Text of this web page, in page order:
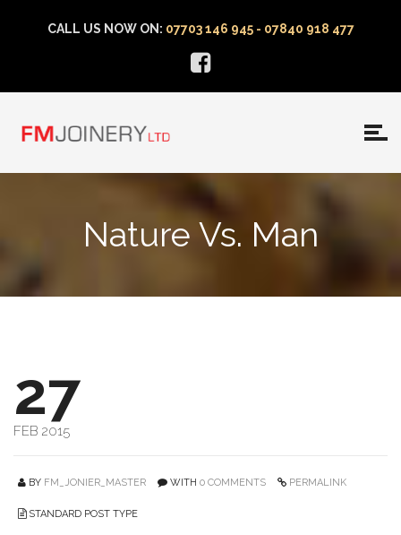
CALL US NOW ON: 07703 146 945 - 07840 918 477
Nature Vs. Man
27
FEB 2015
BY FM_JONIER_MASTER WITH 0 COMMENTS PERMALINK
STANDARD POST TYPE